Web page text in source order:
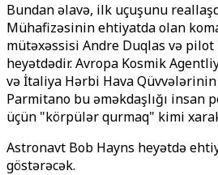
Bundan əlavə, ilk uçuşunu
Mühafizəsinin ehtiyatda olan
mütəxəssisi Andre Duqlas və
heyətdədir. Avropa Kosmik
və İtaliya Hərbi Hava
Parmitano bu əməkdaşlığı insan
üçün "körpülər qurmaq" kimi
Astronavt Bob Hayns heyətdə
göstərəcək.